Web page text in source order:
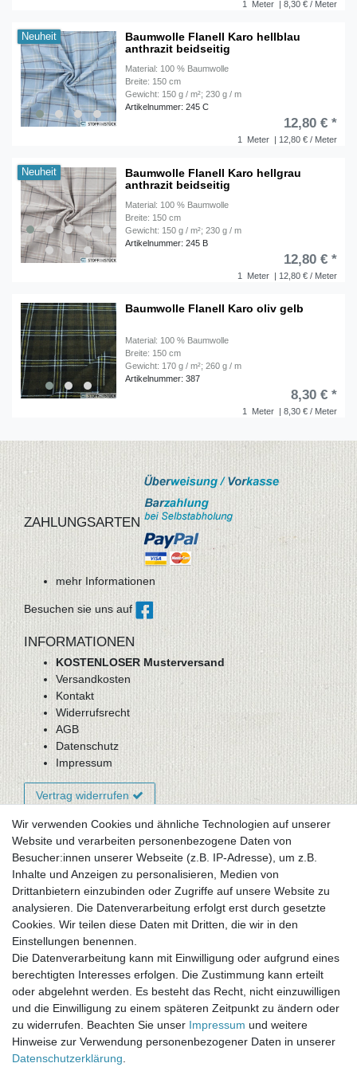
1 Meter | 8,30 € / Meter
Neuheit
Baumwolle Flanell Karo hellblau
anthrazit beidseitig
Material: 100 % Baumwolle
Breite: 150 cm
Gewicht: 150 g / m²; 230 g / m
Artikelnummer: 245 C
1 Meter | 12,80 € / Meter
12,80 € *
Neuheit
Baumwolle Flanell Karo hellgrau
anthrazit beidseitig
Material: 100 % Baumwolle
Breite: 150 cm
Gewicht: 150 g / m²; 230 g / m
Artikelnummer: 245 B
1 Meter | 12,80 € / Meter
12,80 € *
Baumwolle Flanell Karo oliv gelb
Material: 100 % Baumwolle
Breite: 150 cm
Gewicht: 170 g / m²; 260 g / m
Artikelnummer: 387
1 Meter | 8,30 € / Meter
8,30 € *
ZAHLUNGSARTEN
mehr Informationen
Besuchen sie uns auf
INFORMATIONEN
KOSTENLOSER Musterversand
Versandkosten
Kontakt
Widerrufsrecht
AGB
Datenschutz
Impressum
Vertrag widerrufen
Newsletter-Anmeldung
FAQ / Fragen
Mein Warenkorb
Mein Merkzettel
Mein Konto
UNSER LADENGESCHÄFT
Gottlieb-Daimler-Str. 10
33334 Gütersloh
ÖFFNUNGSZEITEN
Montag - Dienstag: 8.00 - 18.00 Uhr, Mittwoch Ruhetag,
Donnerstag: 8.00 - 18.00 Uhr, Freitag 8.00 - 14.00 Uhr
Wir verwenden Cookies und ähnliche Technologien auf unserer
Website und verarbeiten personenbezogene Daten von
Besucher:innen unserer Webseite (z.B. IP-Adresse), um z.B.
Inhalte und Anzeigen zu personalisieren, Medien von
Drittanbietern einzubinden oder Zugriffe auf unsere Website zu
analysieren. Die Datenverarbeitung erfolgt erst durch gesetzte
Cookies. Wir teilen diese Daten mit Dritten, die wir in den
Einstellungen benennen.
Die Datenverarbeitung kann mit Einwilligung oder aufgrund eines
berechtigten Interesses erfolgen. Die Zustimmung kann erteilt
oder abgelehnt werden. Es besteht das Recht, nicht einzuwilligen
und die Einwilligung zu einem späteren Zeitpunkt zu ändern oder
zu widerrufen. Beachten Sie unser Impressum und weitere
Hinweise zur Verwendung personenbezogener Daten in unserer
Daten­schutz­erklärung